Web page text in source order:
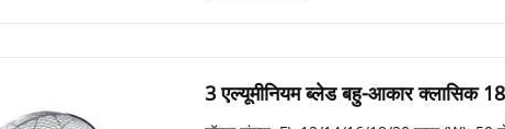
3 एल्यूमीनियम ब्लेड बहु-आकार क्लासिक